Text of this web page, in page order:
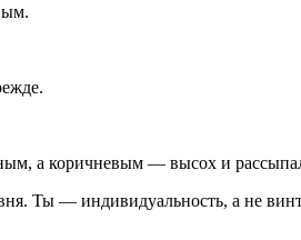
а коричневым — высох и
Ты — индивидуальность, а не